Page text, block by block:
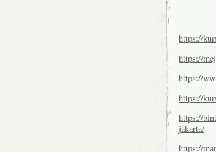
https://
https://
https://
https://
https://
jakarta/
https://